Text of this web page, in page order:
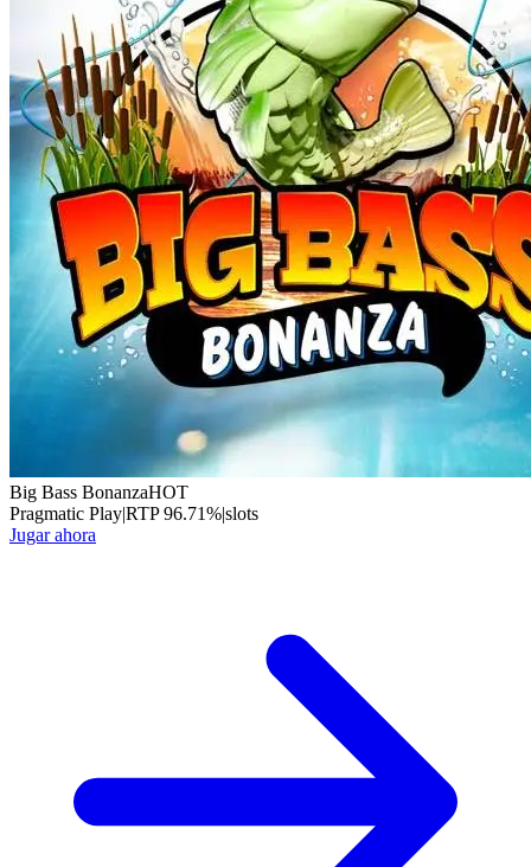
Big Bass BonanzaHOT
Pragmatic Play|RTP96.71%|slots
Jugar ahora